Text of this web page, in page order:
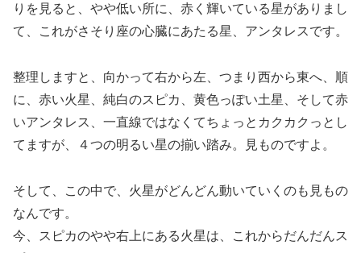
りを見ると、やや低い所に、赤く輝いている星がありまし
て、これがさそり座の心臓にあたる星、アンタレスです。
整理しますと、向かって右から左、つまり西から東へ、順
に、赤い火星、純白のスピカ、黄色っぽい土星、そして赤
いアンタレス、一直線ではなくてちょっとカクカクっとし
てますが、４つの明るい星の揃い踏み。見ものですよ。
そして、この中で、火星がどんどん動いていくのも見もの
なんです。
今、スピカのやや右上にある火星は、これからだんだんス